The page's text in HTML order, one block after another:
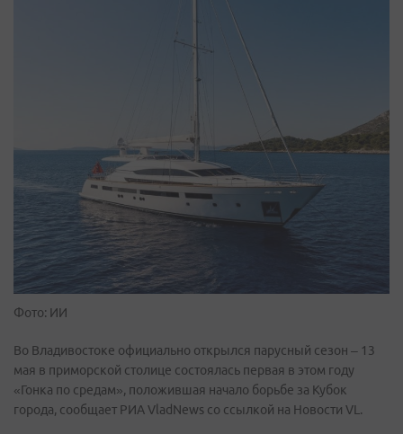
Фото: ИИ
Во Владивостоке официально открылся парусный сезон – 13
мая в приморской столице состоялась первая в этом году
«Гонка по средам», положившая начало борьбе за Кубок
города, сообщает РИА VladNews со ссылкой на Новости VL.